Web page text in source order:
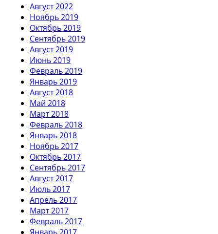
Август 2022
Ноябрь 2019
Октябрь 2019
Сентябрь 2019
Август 2019
Июнь 2019
Февраль 2019
Январь 2019
Август 2018
Май 2018
Март 2018
Февраль 2018
Январь 2018
Ноябрь 2017
Октябрь 2017
Сентябрь 2017
Август 2017
Июль 2017
Апрель 2017
Март 2017
Февраль 2017